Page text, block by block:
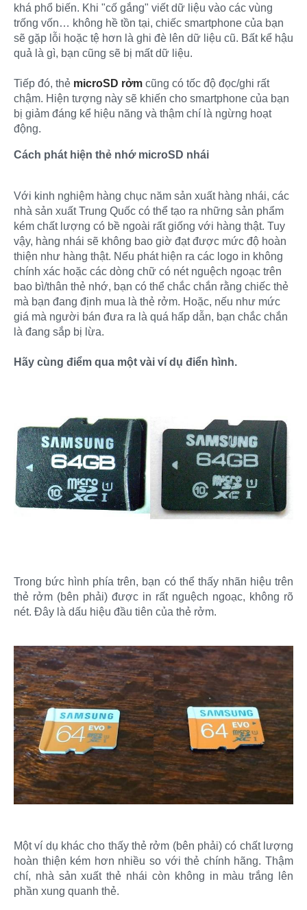
khá phổ biến. Khi "cố gắng" viết dữ liệu vào các vùng
trống vốn… không hề tồn tại, chiếc smartphone của bạn
sẽ gặp lỗi hoặc tệ hơn là ghi đè lên dữ liệu cũ. Bất kể hậu
quả là gì, bạn cũng sẽ bị mất dữ liệu.
Tiếp đó, thẻ microSD rởm cũng có tốc độ đọc/ghi rất
chậm. Hiện tượng này sẽ khiến cho smartphone của bạn
bị giảm đáng kể hiệu năng và thậm chí là ngừng hoạt
động.
Cách phát hiện thẻ nhớ microSD nhái
Với kinh nghiệm hàng chục năm sản xuất hàng nhái, các
nhà sản xuất Trung Quốc có thể tạo ra những sản phẩm
kém chất lượng có bề ngoài rất giống với hàng thật. Tuy
vậy, hàng nhái sẽ không bao giờ đạt được mức độ hoàn
thiện như hàng thật. Nếu phát hiện ra các logo in không
chính xác hoặc các dòng chữ có nét nguệch ngoạc trên
bao bì/thân thẻ nhớ, bạn có thể chắc chắn rằng chiếc thẻ
mà bạn đang định mua là thẻ rởm. Hoặc, nếu như mức
giá mà người bán đưa ra là quá hấp dẫn, bạn chắc chắn
là đang sắp bị lừa.
Hãy cùng điểm qua một vài ví dụ điển hình.
Trong bức hình phía trên, bạn có thể thấy nhãn hiệu trên
thẻ rởm (bên phải) được in rất nguệch ngoạc, không rõ
nét. Đây là dấu hiệu đầu tiên của thẻ rởm.
Một ví dụ khác cho thấy thẻ rởm (bên phải) có chất lượng
hoàn thiện kém hơn nhiều so với thẻ chính hãng. Thậm
chí, nhà sản xuất thẻ nhái còn không in màu trắng lên
phần xung quanh thẻ.